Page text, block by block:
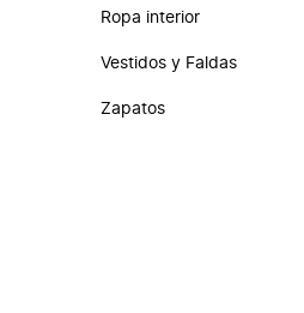
Ropa interior
Vestidos y Faldas
Zapatos